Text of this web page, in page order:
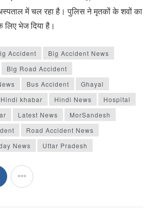
में चल रहा है। पुलिस ने मृतकों के शवों का
लिए भेज दिया है।
Accident
Big Accident News
Big Road Accident
Bus Accident
Ghayal
Hindi khabar Hindi News
Hospital
Latest News
MorSandesh
Road Accident News
News Uttar Pradesh